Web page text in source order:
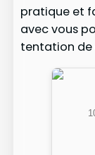
pratique et
avec vous
tentation de